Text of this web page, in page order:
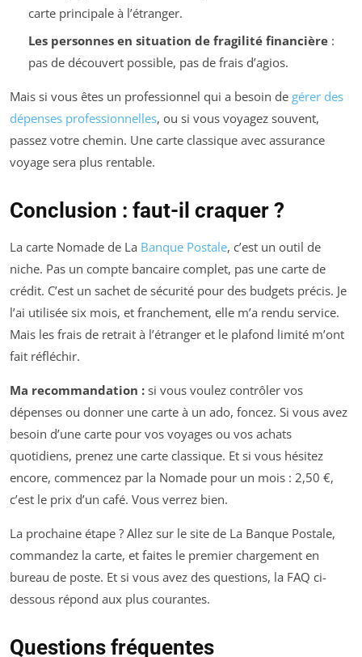
carte principale à l’étranger.
Les personnes en situation de fragilité financière:
pas de découvert possible, pas de frais d’agios.
Mais si vous êtes un professionnel qui a besoin de gérer des
dépenses professionnelles, ou si vous voyagez souvent,
passez votre chemin. Une carte classique avec assurance
voyage sera plus rentable.
Conclusion : faut-il craquer ?
La carte Nomade de La Banque Postale, c’est un outil de
niche. Pas un compte bancaire complet, pas une carte de
crédit. C’est un sachet de sécurité pour des budgets précis. Je
l’ai utilisée six mois, et franchement, elle m’a rendu service.
Mais les frais de retrait à l’étranger et le plafond limité m’ont
fait réfléchir.
Ma recommandation : si vous voulez contrôler vos
dépenses ou donner une carte à un ado, foncez. Si vous avez
besoin d’une carte pour vos voyages ou vos achats
quotidiens, prenez une carte classique. Et si vous hésitez
encore, commencez par la Nomade pour un mois : 2,50 €,
c’est le prix d’un café. Vous verrez bien.
La prochaine étape ? Allez sur le site de La Banque Postale,
commandez la carte, et faites le premier chargement en
bureau de poste. Et si vous avez des questions, la FAQ ci-
dessous répond aux plus courantes.
Questions fréquentes